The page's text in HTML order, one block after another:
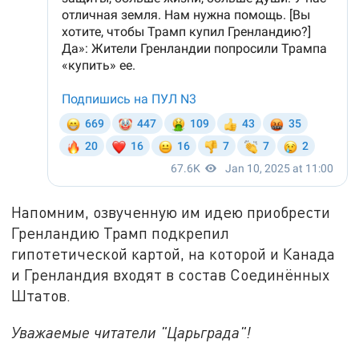
Напомним, озвученную им идею приобрести
Гренландию Трамп подкрепил
гипотетической картой, на которой и Канада
и Гренландия входят в состав Соединённых
Штатов.
Уважаемые читатели "Царьграда"!